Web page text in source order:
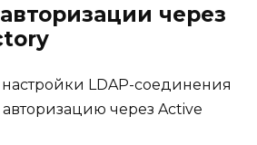
через
LDAP-соединения
через Active